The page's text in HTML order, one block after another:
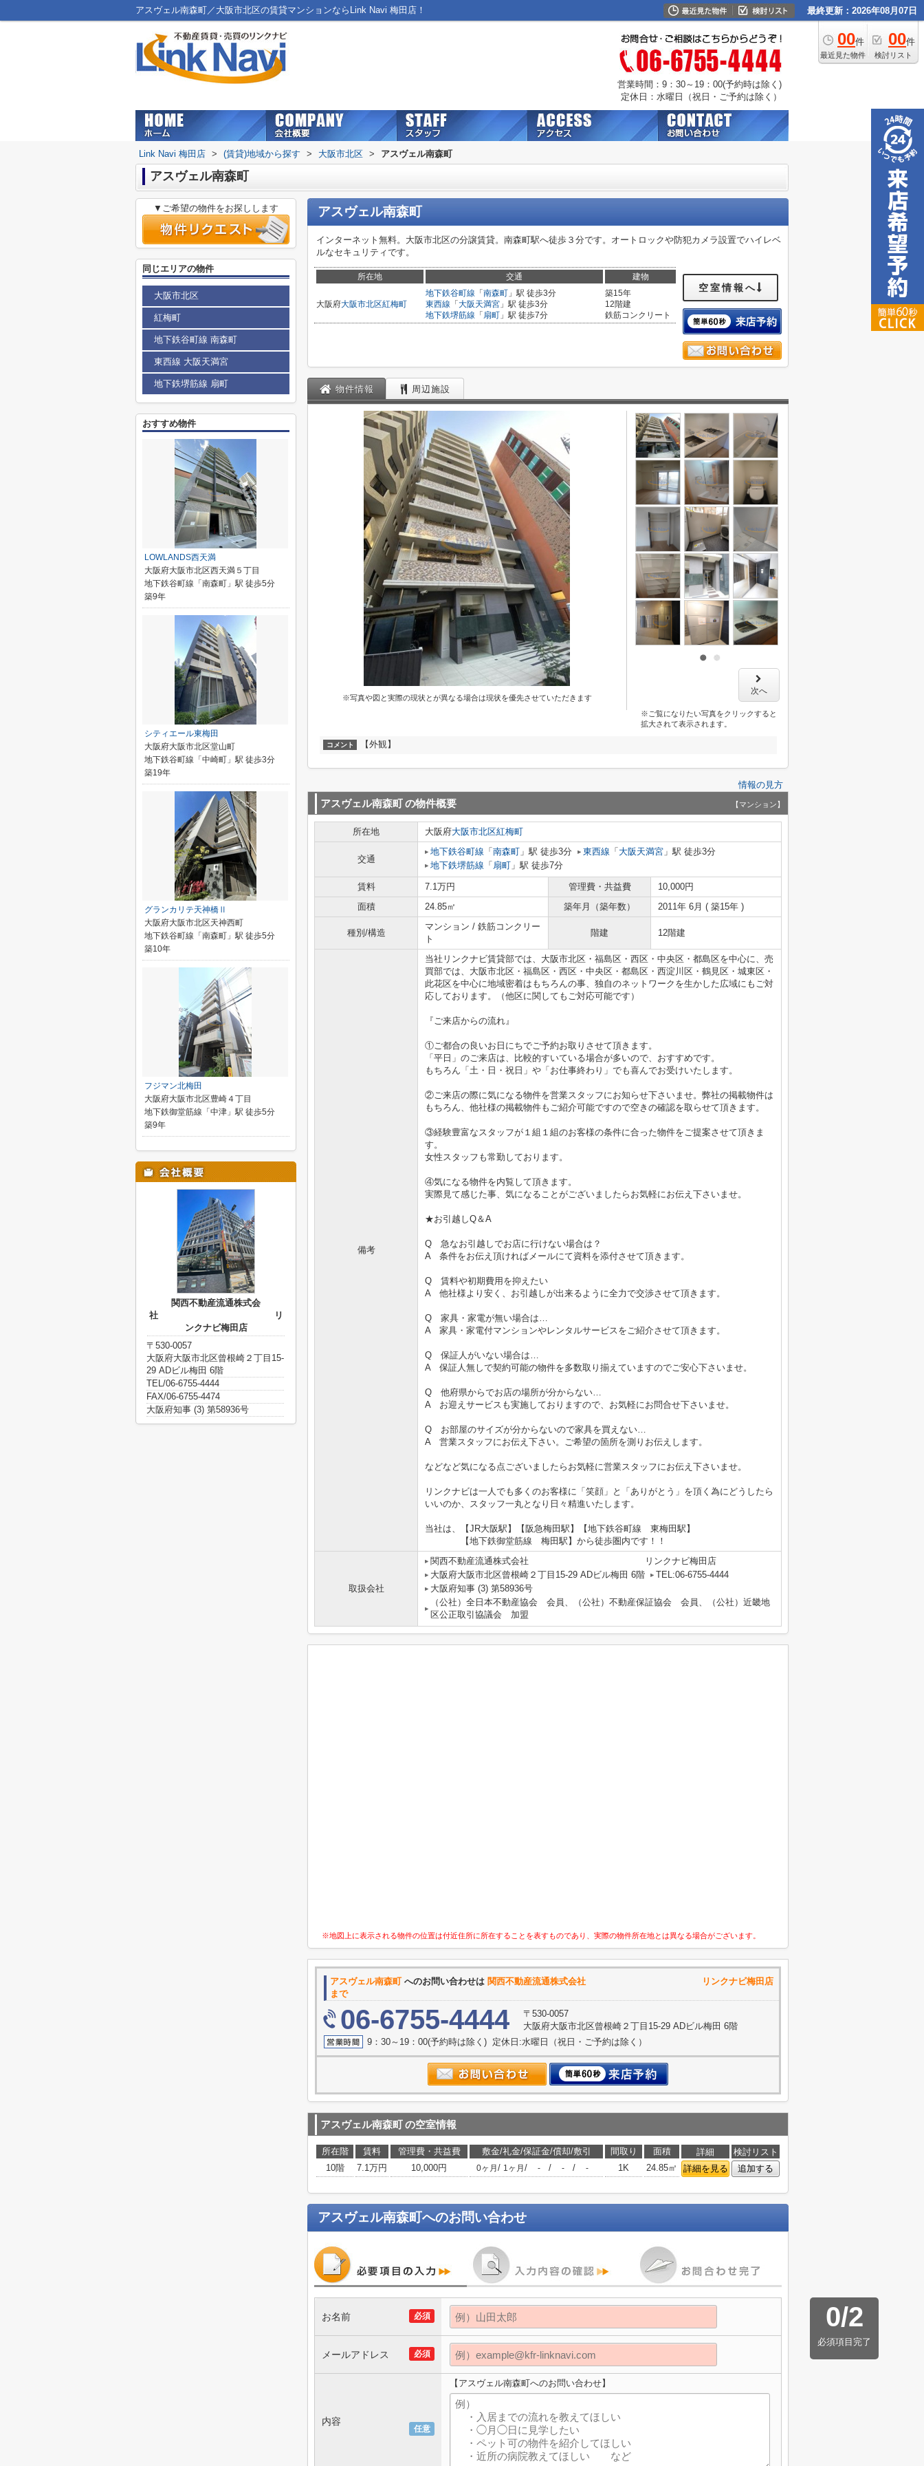
アスヴェル南森町／大阪市北区の賃貸マンションならLink Navi 梅田店！ 最終更新：2026年08月07日
00件
最近見た物件
00件
検討リスト
営業時間：9：30～19：00(予約時は除く)
定休日：水曜日（祝日・ご予約は除く）
Link Navi 梅田店 > (賃貸)地域から探す > 大阪市北区 > アスヴェル南森町
アスヴェル南森町
アスヴェル南森町
インターネット無料。大阪市北区の分譲賃貸。南森町駅へ徒歩３分です。オートロックや防犯カメラ設置でハイレベ
ルなセキュリティです。
所在地 交通 建物
大阪府大阪市北区紅梅町
地下鉄谷町線 「 南森町 」駅 徒歩3分
東西線 「 大阪天満宮 」駅 徒歩3分
地下鉄堺筋線 「 扇町 」駅 徒歩7分
築15年
12階建
鉄筋コンクリート
空室情報へ
物件情報 周辺施設
※写真や図と実際の現状とが異なる場合は現状を優先させていただきます
次へ
※ご覧になりたい写真をクリックすると
拡大されて表示されます。
コメント 【外観】
情報の見方
アスヴェル南森町の物件概要 【マンション】
所在地 大阪府大阪市北区紅梅町
交通
地下鉄谷町線 「 南森町 」駅 徒歩3分 東西線 「 大阪天満宮 」駅 徒歩3分
地下鉄堺筋線 「 扇町 」駅 徒歩7分
賃料 7.1万円 管理費・共益費
10,000円
面積
24.85㎡ 築年月（築年数） 2011年 6月 ( 築15年 )
種別/構造
マンション / 鉄筋コンクリー
ト
階建 12階建
備考
当社リンクナビ賃貸部では、大阪市北区・福島区・西区・中央区・都島区を中心に、売
買部では、大阪市北区・福島区・西区・中央区・都島区・西淀川区・鶴見区・城東区・
此花区を中心に地域密着はもちろんの事、独自のネットワークを生かした広域にもご対
応しております。（他区に関してもご対応可能です）
『ご来店からの流れ』
①ご都合の良いお日にちでご予約お取りさせて頂きます。
「平日」のご来店は、比較的すいている場合が多いので、おすすめです。
もちろん「土・日・祝日」や「お仕事終わり」でも喜んでお受けいたします。
②ご来店の際に気になる物件を営業スタッフにお知らせ下さいませ。弊社の掲載物件は
もちろん、他社様の掲載物件もご紹介可能ですので空きの確認を取らせて頂きます。
③経験豊富なスタッフが１組１組のお客様の条件に合った物件をご提案させて頂きま
す。
女性スタッフも常勤しております。
④気になる物件を内覧して頂きます。
実際見て感じた事、気になることがございましたらお気軽にお伝え下さいませ。
★お引越しQ＆A
Q 急なお引越しでお店に行けない場合は？
A 条件をお伝え頂ければメールにて資料を添付させて頂きます。
Q 賃料や初期費用を抑えたい
A 他社様より安く、お引越しが出来るように全力で交渉させて頂きます。
Q 家具・家電が無い場合は…
A 家具・家電付マンションやレンタルサービスをご紹介させて頂きます。
Q 保証人がいない場合は…
A 保証人無しで契約可能の物件を多数取り揃えていますのでご安心下さいませ。
Q 他府県からでお店の場所が分からない…
A お迎えサービスも実施しておりますので、お気軽にお問合せ下さいませ。
Q お部屋のサイズが分からないので家具を買えない…
A 営業スタッフにお伝え下さい。ご希望の箇所を測りお伝えします。
などなど気になる点ございましたらお気軽に営業スタッフにお伝え下さいませ。
リンクナビは一人でも多くのお客様に「笑顔」と「ありがとう」を頂く為にどうしたら
いいのか、スタッフ一丸となり日々精進いたします。
当社は、【JR大阪駅】【阪急梅田駅】【地下鉄谷町線 東梅田駅】
【地下鉄御堂筋線 梅田駅】から徒歩圏内です！！
取扱会社
関西不動産流通株式会社 リンクナビ梅田店
大阪府大阪市北区曾根崎２丁目15-29 ADビル梅田 6階
TEL:06-6755-4444
大阪府知事 (3) 第58936号
（公社）全日本不動産協会 会員、（公社）不動産保証協会 会員、（公社）近畿地
区公正取引協議会 加盟
※地図上に表示される物件の位置は付近住所に所在することを表すものであり、実際の物件所在地とは異なる場合がございます。
アスヴェル南森町へのお問い合わせは 関西不動産流通株式会社 リンクナビ梅田店
まで
06-6755-4444
〒530-0057
大阪府大阪市北区曾根崎２丁目15-29 ADビル梅田 6階
9：30～19：00(予約時は除く) 定休日:水曜日（祝日・ご予約は除く）
アスヴェル南森町の空室情報
所在階 賃料 管理費・共益費 敷金/礼金/保証金/償却/敷引 間取り 面積 詳細
検討リスト
10階
7.1万円 10,000円 0ヶ月 / 1ヶ月 / - / - / - 1K 24.85㎡ 詳細を見る 追加する
アスヴェル南森町へのお問い合わせ
0/2
必須項目完了
必須
お名前
必須
メールアドレス
任意
内容
【アスヴェル南森町へのお問い合わせ】
▼ご希望の物件をお探しします
同じエリアの物件
大阪市北区
紅梅町
地下鉄谷町線 南森町
東西線 大阪天満宮
地下鉄堺筋線 扇町
おすすめ物件
LOWLANDS西天満
大阪府大阪市北区西天満５丁目
地下鉄谷町線「南森町」駅 徒歩5分
築9年
シティエール東梅田
大阪府大阪市北区堂山町
地下鉄谷町線「中崎町」駅 徒歩3分
築19年
グランカリテ天神橋Ⅱ
大阪府大阪市北区天神西町
地下鉄谷町線「南森町」駅 徒歩5分
築10年
フジマン北梅田
大阪府大阪市北区豊崎４丁目
地下鉄御堂筋線「中津」駅 徒歩5分
築9年
関西不動産流通株式会
社 リ
ンクナビ梅田店
〒530-0057
大阪府大阪市北区曾根崎２丁目15-
29 ADビル梅田 6階
TEL/06-6755-4444
FAX/06-6755-4474
大阪府知事 (3) 第58936号